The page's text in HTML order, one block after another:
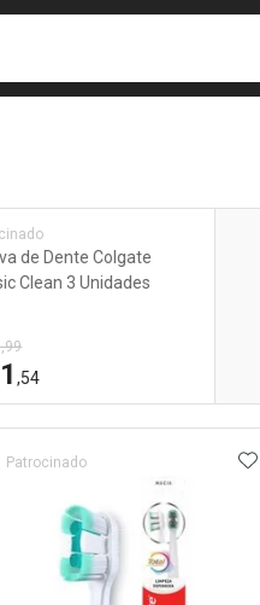
de Dente Colgate
Clean 3 Unidades
,54
AOS FAVORITOS
Patrocinado